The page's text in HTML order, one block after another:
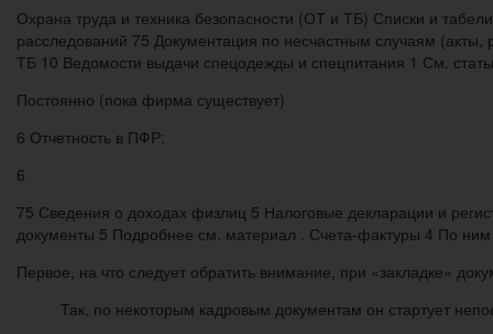
Охрана труда и техника безопасности (ОТ и ТБ) Списки и
расследований 75 Документация по несчастным случаям
ТБ 10 Ведомости выдачи спецодежды и спецпитания 1 См.
Постоянно (пока фирма существует)
6 Отчетность в ПФР:
6
75 Сведения о доходах физлиц 5 Налоговые декларации и
документы 5 Подробнее см. материал . Счета-фактуры 4 По ним
Первое, на что следует обратить внимание, при «закладке»
Так, по некоторым кадровым документам он стартует